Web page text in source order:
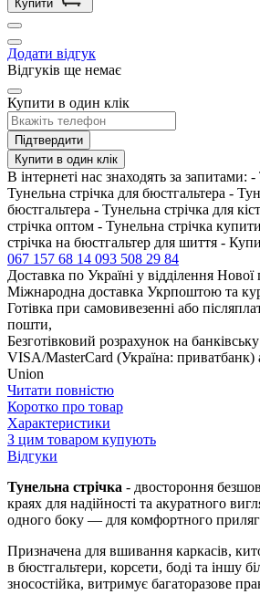
Купити
Додати відгук
Відгуків ще немає
Купити в один клік
Підтвердити
Купити в один клік
В інтернеті нас знаходять за запитами:
Тунельна стрічка для бюстгальтера -
бюстгальтера - Тунельна стрічка для
стрічка оптом - Тунельна стрічка
стрічка на бюстгальтер для шиття -
067 157 68 14 093 508 29 84
Доставка по Україні у відділення
Міжнародна доставка Укрпоштою та
Готівка при самовивезенні або
пошти,
Безготівковий розрахунок на
VISA/MasterCard (Україна: приватбанк)
Union
Читати повністю
Коротко про товар
Характеристики
З цим товаром купують
Відгуки
Тунельна стрічка - двостороння
краях для надійності та акуратного
одного боку — для комфортного
Призначена для вшивання каркасів,
в бюстгальтери, корсети, боді та іншу
зносостійка, витримує багаторазове